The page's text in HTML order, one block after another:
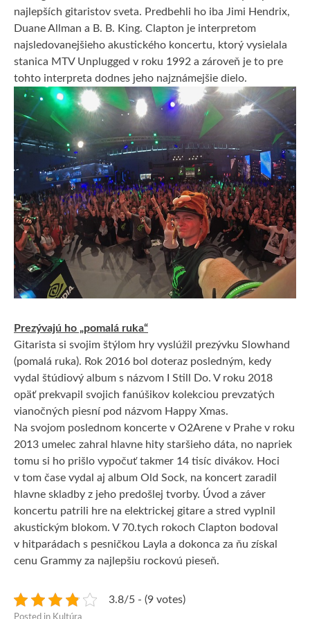
najlepších gitaristov sveta. Predbehli ho iba Jimi Hendrix,
Duane Allman a B. B. King. Clapton je interpretom
najsledovanejšieho akustického koncertu, ktorý vysielala
stanica MTV Unplugged v roku 1992 a zároveň je to pre
tohto interpreta dodnes jeho najznámejšie dielo.
Prezývajú ho „pomalá ruka“
Gitarista si svojim štýlom hry vyslúžil prezývku Slowhand
(pomalá ruka). Rok 2016 bol doteraz posledným, kedy
vydal štúdiový album s názvom I Still Do. V roku 2018
opäť prekvapil svojich fanúšikov kolekciou prevzatých
vianočných piesní pod názvom Happy Xmas.
Na svojom poslednom koncerte v O2Arene v Prahe v roku
2013 umelec zahral hlavne hity staršieho dáta, no napriek
tomu si ho prišlo vypočuť takmer 14 tisíc divákov. Hoci
v tom čase vydal aj album Old Sock, na koncert zaradil
hlavne skladby z jeho predošlej tvorby. Úvod a záver
koncertu patrili hre na elektrickej gitare a stred vyplnil
akustickým blokom. V 70.tych rokoch Clapton bodoval
v hitparádach s pesničkou Layla a dokonca za ňu získal
cenu Grammy za najlepšiu rockovú pieseň.
3.8/5 - (9 votes)
Posted in Kultúra